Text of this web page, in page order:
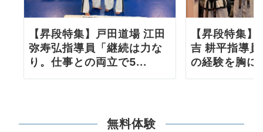
【昇段特集】戸田道場 江田
弥寿弘指導員「継続は力な
り。仕事との両立で5...
【昇段特集
吉 耕平指導
の経験を胸に
無料体験